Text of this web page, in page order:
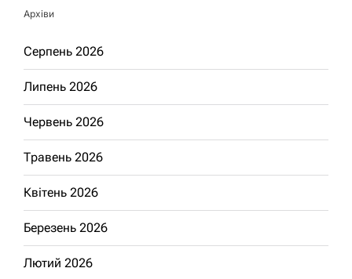
Архіви
Серпень 2026
Липень 2026
Червень 2026
Травень 2026
Квітень 2026
Березень 2026
Лютий 2026